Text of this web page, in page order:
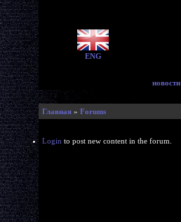
ENG
новости
Главная » Forums
Login to post new content in the forum.